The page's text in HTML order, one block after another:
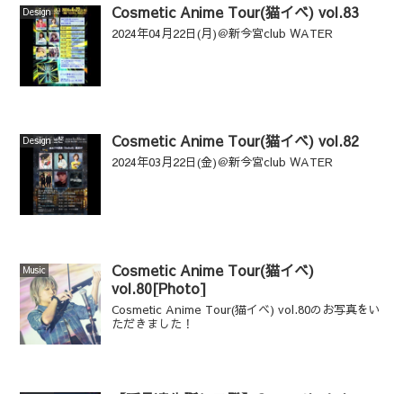
Design Cosmetic Anime Tour(猫イベ) vol.83
2024年04月22日(月)＠新今宮club WATER
Design Cosmetic Anime Tour(猫イベ) vol.82
2024年03月22日(金)＠新今宮club WATER
Music
Cosmetic Anime Tour(猫イベ)
vol.80[Photo]
Cosmetic Anime Tour(猫イベ) vol.80のお写真をい
ただきました！